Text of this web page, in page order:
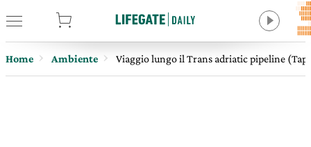
Home Ambiente Viaggio lungo il Trans adriatic pipeline